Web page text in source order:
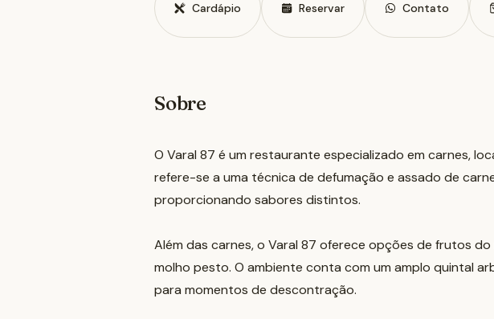
Cardápio Reservar Contato
Sobre
O Varal 87 é um restaurante especializado em carnes,
refere-se a uma técnica de defumação e assado de
proporcionando sabores distintos.
Além das carnes, o Varal 87 oferece opções de frutos
molho pesto. O ambiente conta com um amplo quintal
para momentos de descontração.